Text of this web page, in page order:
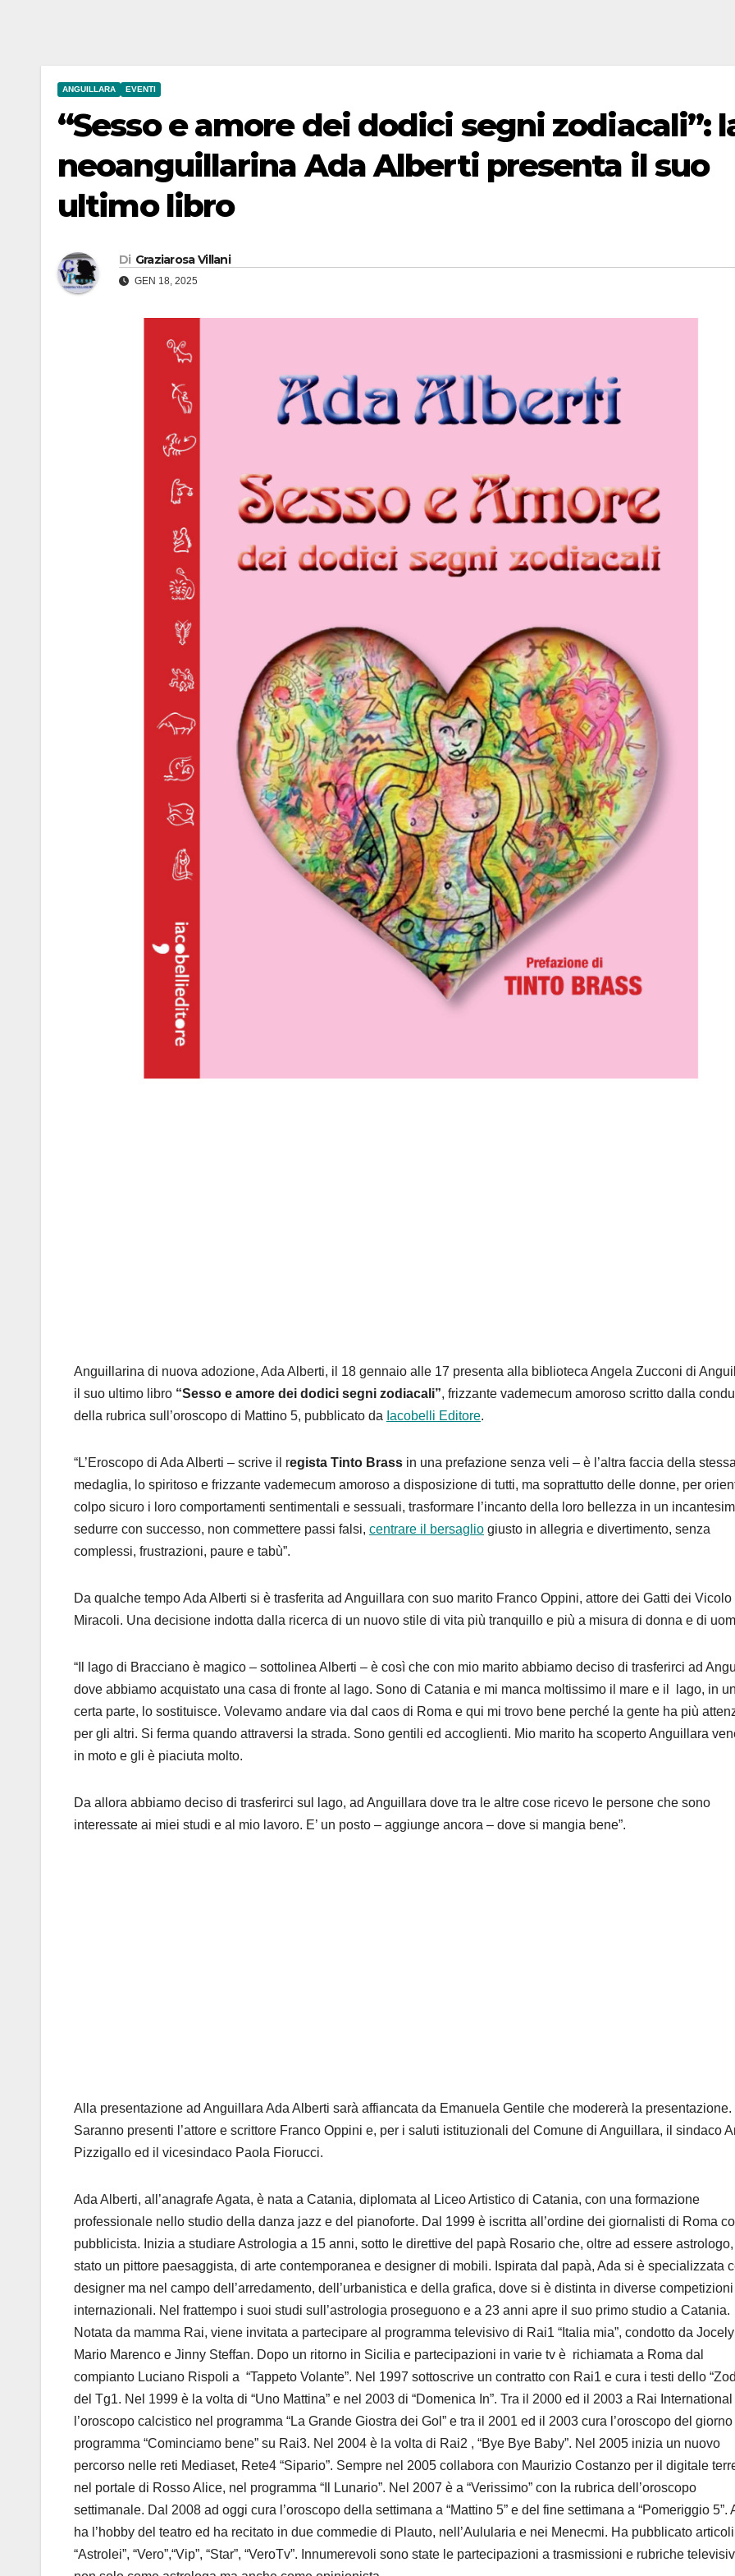
ANGUILLARA EVENTI
“Sesso e amore dei dodici segni zodiacali”:
neoanguillarina Ada Alberti presenta il suo
ultimo libro
Di Graziarosa Villani
GEN 18, 2025
Anguillarina di nuova adozione, Ada Alberti, il 18 gennaio alle 17 presenta alla biblioteca Angela Zucconi di
il suo ultimo libro “Sesso e amore dei dodici segni zodiacali”, frizzante vademecum amoroso scritto dalla
della rubrica sull’oroscopo di Mattino 5, pubblicato da Iacobelli Editore.
“L’Eroscopo di Ada Alberti – scrive il regista Tinto Brass in una prefazione senza veli – è l’altra faccia della stessa
medaglia, lo spiritoso e frizzante vademecum amoroso a disposizione di tutti, ma soprattutto delle donne, per
colpo sicuro i loro comportamenti sentimentali e sessuali, trasformare l’incanto della loro bellezza in un
sedurre con successo, non commettere passi falsi, centrare il bersaglio giusto in allegria e divertimento, senza
complessi, frustrazioni, paure e tabù”.
Da qualche tempo Ada Alberti si è trasferita ad Anguillara con suo marito Franco Oppini, attore dei Gatti dei Vicolo
Miracoli. Una decisione indotta dalla ricerca di un nuovo stile di vita più tranquillo e più a misura di donna e di
“Il lago di Bracciano è magico – sottolinea Alberti – è così che con mio marito abbiamo deciso di trasferirci ad
dove abbiamo acquistato una casa di fronte al lago. Sono di Catania e mi manca moltissimo il mare e il lago, in
certa parte, lo sostituisce. Volevamo andare via dal caos di Roma e qui mi trovo bene perché la gente ha più
per gli altri. Si ferma quando attraversi la strada. Sono gentili ed accoglienti. Mio marito ha scoperto Anguillara
in moto e gli è piaciuta molto.
Da allora abbiamo deciso di trasferirci sul lago, ad Anguillara dove tra le altre cose ricevo le persone che sono
interessate ai miei studi e al mio lavoro. E’ un posto – aggiunge ancora – dove si mangia bene”.
Alla presentazione ad Anguillara Ada Alberti sarà affiancata da Emanuela Gentile che modererà la presentazione.
Saranno presenti l’attore e scrittore Franco Oppini e, per i saluti istituzionali del Comune di Anguillara, il sindaco
Pizzigallo ed il vicesindaco Paola Fiorucci.
Ada Alberti, all’anagrafe Agata, è nata a Catania, diplomata al Liceo Artistico di Catania, con una formazione
professionale nello studio della danza jazz e del pianoforte. Dal 1999 è iscritta all’ordine dei giornalisti di Roma
pubblicista. Inizia a studiare Astrologia a 15 anni, sotto le direttive del papà Rosario che, oltre ad essere
stato un pittore paesaggista, di arte contemporanea e designer di mobili. Ispirata dal papà, Ada si è specializzata
designer ma nel campo dell’arredamento, dell’urbanistica e della grafica, dove si è distinta in diverse competizioni
internazionali. Nel frattempo i suoi studi sull’astrologia proseguono e a 23 anni apre il suo primo studio a Catania.
Notata da mamma Rai, viene invitata a partecipare al programma televisivo di Rai1 “Italia mia”, condotto da
Mario Marenco e Jinny Steffan. Dopo un ritorno in Sicilia e partecipazioni in varie tv è richiamata a Roma dal
compianto Luciano Rispoli a “Tappeto Volante”. Nel 1997 sottoscrive un contratto con Rai1 e cura i testi dello
del Tg1. Nel 1999 è la volta di “Uno Mattina” e nel 2003 di “Domenica In”. Tra il 2000 ed il 2003 a Rai International
l’oroscopo calcistico nel programma “La Grande Giostra dei Gol” e tra il 2001 ed il 2003 cura l’oroscopo del giorno
programma “Cominciamo bene” su Rai3. Nel 2004 è la volta di Rai2 , “Bye Bye Baby”. Nel 2005 inizia un nuovo
percorso nelle reti Mediaset, Rete4 “Sipario”. Sempre nel 2005 collabora con Maurizio Costanzo per il digitale
nel portale di Rosso Alice, nel programma “Il Lunario”. Nel 2007 è a “Verissimo” con la rubrica dell’oroscopo
settimanale. Dal 2008 ad oggi cura l’oroscopo della settimana a “Mattino 5” e del fine settimana a “Pomeriggio 5”.
ha l’hobby del teatro ed ha recitato in due commedie di Plauto, nell’Aulularia e nei Menecmi. Ha pubblicato
“Astrolei”, “Vero”,“Vip”, “Star”, “VeroTv”. Innumerevoli sono state le partecipazioni a trasmissioni e rubriche